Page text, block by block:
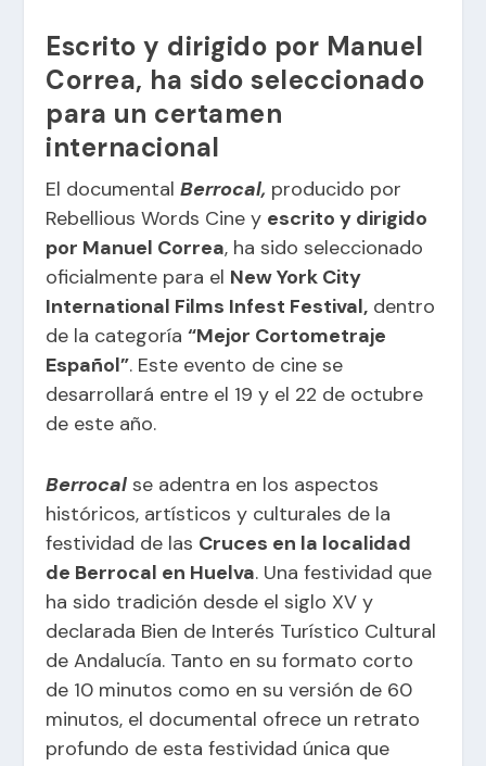
Escrito y dirigido por Manuel
Correa, ha sido seleccionado
para un certamen
internacional
El documentalBerrocal, producido por
Rebellious Words Cine y escrito y dirigido
por Manuel Correa, ha sido seleccionado
oficialmente para el New York City
International Films Infest Festival, dentro
de la categoría“Mejor Cortometraje
Español”. Este evento de cine se
desarrollará entre el 19 y el 22 de octubre
de este año.
Berrocal se adentra en los aspectos
históricos, artísticos y culturales de la
festividad de las Cruces en la localidad
de Berrocal en Huelva. Una festividad que
ha sido tradición desde el siglo XV y
declarada Bien de Interés Turístico Cultural
de Andalucía. Tanto en su formato corto
de 10 minutos como en su versión de 60
minutos, el documental ofrece un retrato
profundo de esta festividad única que